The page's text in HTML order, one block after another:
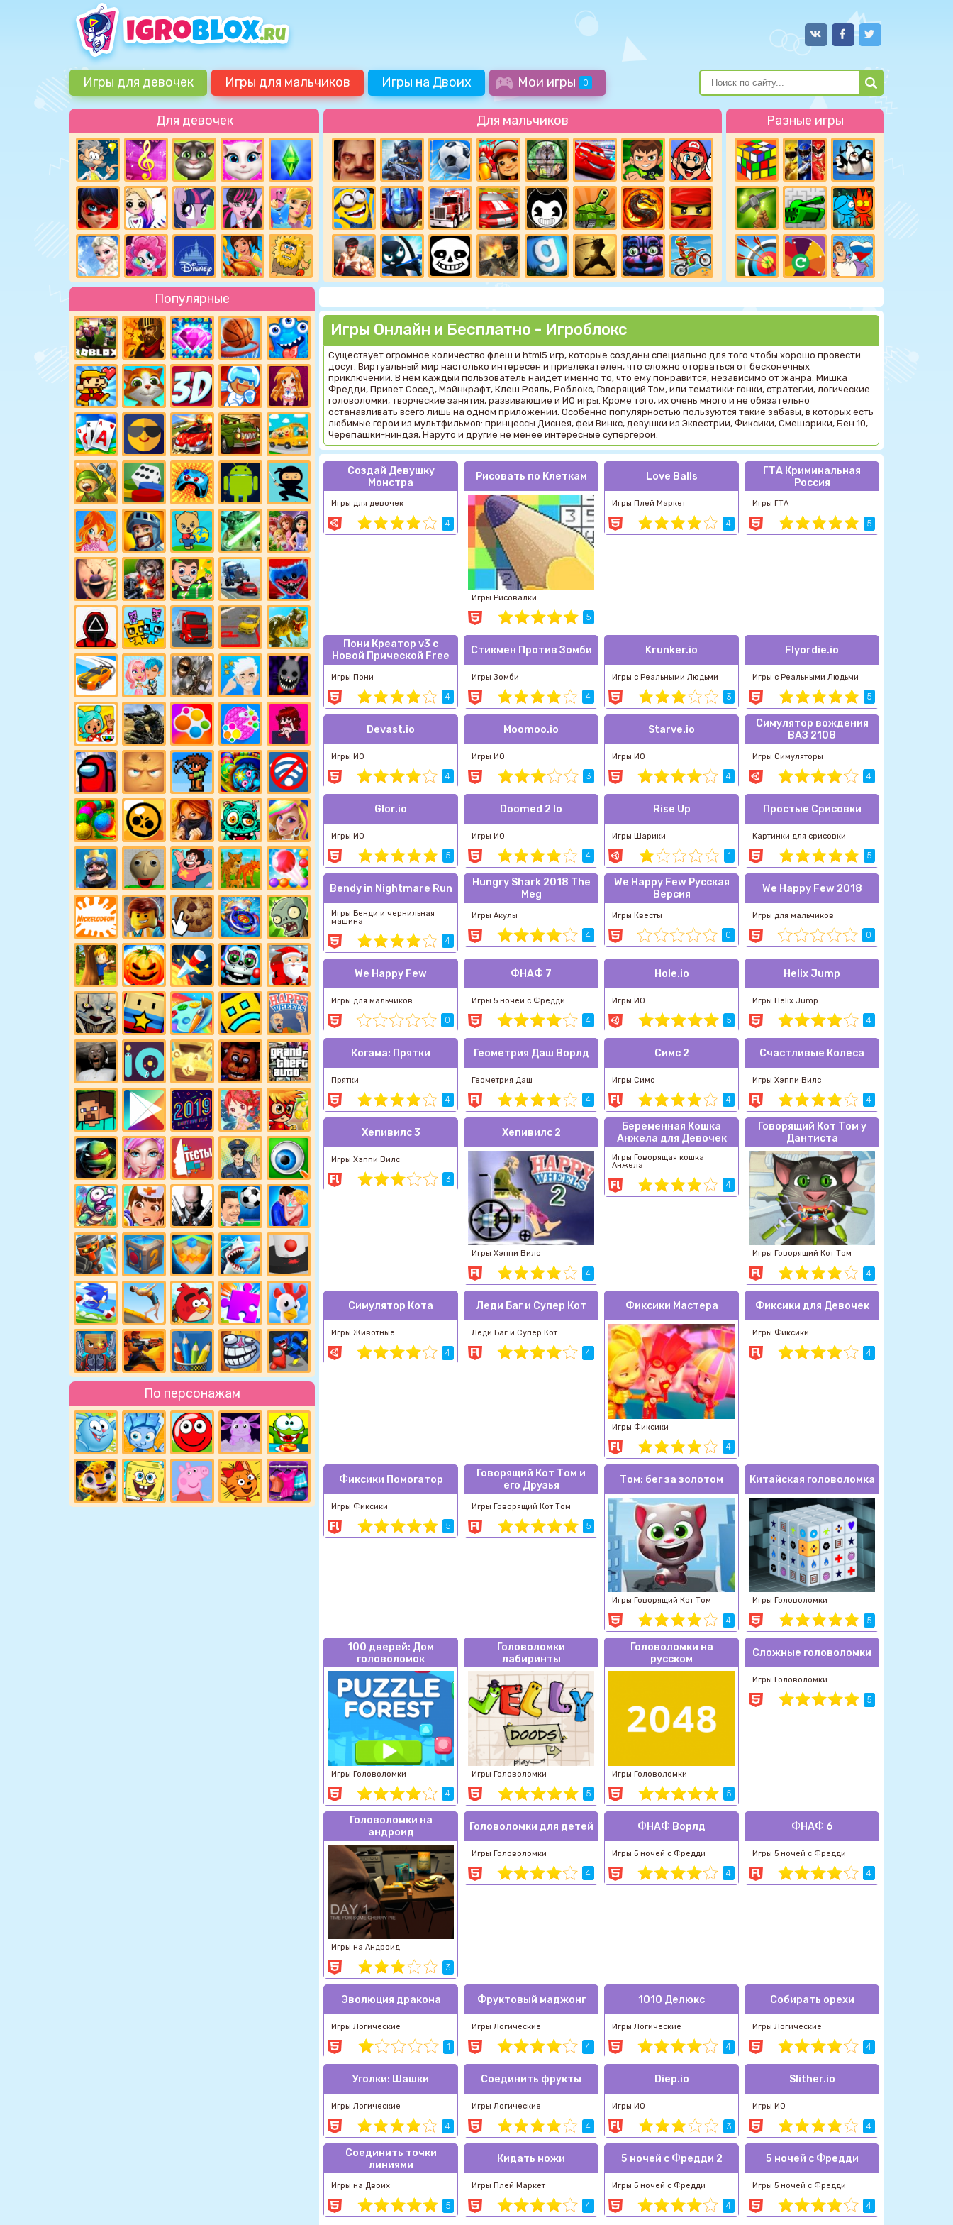
Игры для девочек Игры для мальчиков Игры на Двоих Мои игры 0
Для девочек Для мальчиков Разные игры
Популярные
По персонажам
Игры Онлайн и Бесплатно - Игроблокс
Существует огромное количество флеш и html5 игр, которые созданы специально для того чтобы хорошо провести
досуг. Виртуальный мир настолько интересен и привлекателен, что сложно оторваться от бесконечных
приключений. В нем каждый пользователь найдет именно то, что ему понравится, независимо от жанра: Мишка
Фредди, Привет Сосед, Майнкрафт, Клеш Рояль, Роблокс, Говорящий Том, или тематики: гонки, стратегии, логические
головоломки, творческие занятия, развивающие и ИО игры. Кроме того, их очень много и не обязательно
останавливать всего лишь на одном приложении. Особенно популярностью пользуются такие забавы, в которых есть
любимые герои из мультфильмов: принцессы Диснея, феи Винкс, девушки из Эквестрии, Фиксики, Смешарики, Бен 10,
Черепашки-ниндзя, Наруто и другие не менее интересные супергерои.
Создай Девушку
Монстра
Игры для девочек
4
Рисовать по Клеткам
Игры Рисовалки
5
Love Balls
Игры Плей Маркет
4
ГТА Криминальная
Россия
Игры ГТА
5
Пони Креатор v3 с
Новой Прической Free
Игры Пони
4
Стикмен Против Зомби
Игры Зомби
4
Krunker.io
Игры с Реальными Людьми
3
Flyordie.io
Игры с Реальными Людьми
5
Devast.io
Игры ИО
4
Moomoo.io
Игры ИО
3
Starve.io
Игры ИО
4
Симулятор вождения
ВАЗ 2108
Игры Симуляторы
4
Glor.io
Игры ИО
5
Doomed 2 Io
Игры ИО
4
Rise Up
Игры Шарики
1
Простые Срисовки
Картинки для срисовки
5
Bendy in Nightmare Run
Игры Бенди и чернильная
машина
4
Hungry Shark 2018 The
Meg
Игры Акулы
4
We Happy Few Русская
Версия
Игры Квесты
0
We Happy Few 2018
Игры для мальчиков
0
We Happy Few
Игры для мальчиков
0
ФНАФ 7
Игры 5 ночей с Фредди
4
Hole.io
Игры ИО
5
Helix Jump
Игры Helix Jump
4
Когама: Прятки
Прятки
4
Геометрия Даш Ворлд
Геометрия Даш
4
Симс 2
Игры Симс
4
Счастливые Колеса
Игры Хэппи Вилс
4
Хепивилс 3
Игры Хэппи Вилс
3
Хепивилс 2
Игры Хэппи Вилс
4
Беременная Кошка
Анжела для Девочек
Игры Говорящая кошка
Анжела
4
Говорящий Кот Том у
Дантиста
Игры Говорящий Кот Том
4
Симулятор Кота
Игры Животные
4
Леди Баг и Супер Кот
Леди Баг и Супер Кот
4
Фиксики Мастера
Игры Фиксики
4
Фиксики для Девочек
Игры Фиксики
4
Фиксики Помогатор
Игры Фиксики
5
Говорящий Кот Том и
его Друзья
Игры Говорящий Кот Том
5
Том: бег за золотом
Игры Говорящий Кот Том
4
Китайская головоломка
Игры Головоломки
5
100 дверей: Дом
головоломок
Игры Головоломки
4
Головоломки
лабиринты
Игры Головоломки
5
Головоломки на
русском
Игры Головоломки
5
Сложные головоломки
Игры Головоломки
5
Головоломки на
андроид
Игры на Андроид
3
Головоломки для детей
Игры Головоломки
4
ФНАФ Ворлд
Игры 5 ночей с Фредди
4
ФНАФ 6
Игры 5 ночей с Фредди
4
Эволюция дракона
Игры Логические
1
Фруктовый маджонг
Игры Логические
4
1010 Делюкс
Игры Логические
4
Собирать орехи
Игры Логические
4
Уголки: Шашки
Игры Логические
4
Соединить фрукты
Игры Логические
4
Diep.io
Игры ИО
3
Slither.io
Игры ИО
4
Соединить точки
линиями
Игры на Двоих
5
Кидать ножи
Игры Плей Маркет
4
5 ночей с Фредди 2
Игры 5 ночей с Фредди
4
5 ночей с Фредди
Игры 5 ночей с Фредди
4